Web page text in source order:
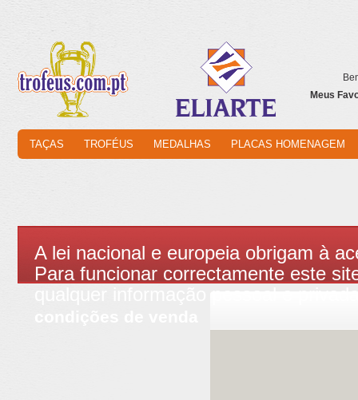
Meus
TAÇAS TROFÉUS MEDALHAS PLACAS HOMENAGEM
A lei nacional e europeia obrigam à
Para funcionar correctamente este